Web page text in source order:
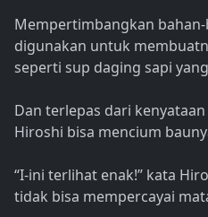
Mempertimbangkan
digunakan untuk
seperti sup daging sapi
Dan terlepas dari
Hiroshi bisa mencium
“I-ini terlihat enak!” kata
tidak bisa mempercayai